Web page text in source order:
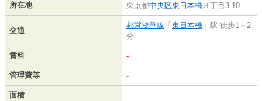
所在地 東京都中央区東日本橋 ３丁目3-10
交通
都営浅草線 「 東日本橋 」駅 徒歩1～2
分
賃料 -
管理費等 -
面積 -